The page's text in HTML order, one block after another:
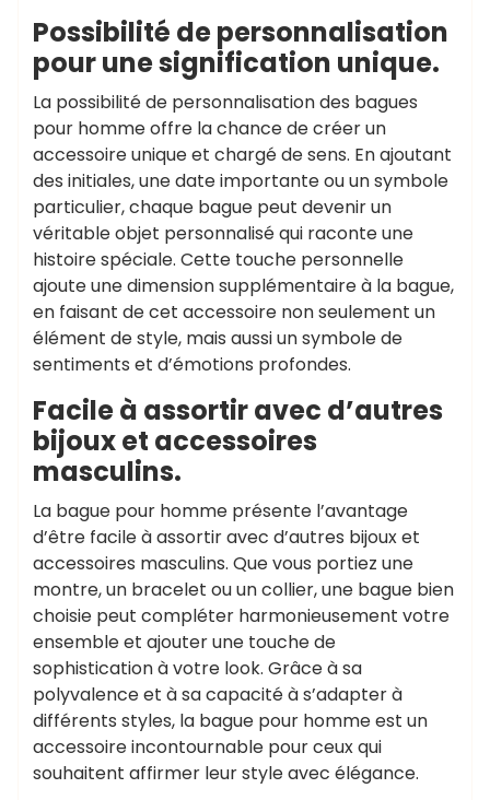
Possibilité de personnalisation
pour une signification unique.
La possibilité de personnalisation des bagues
pour homme offre la chance de créer un
accessoire unique et chargé de sens. En ajoutant
des initiales, une date importante ou un symbole
particulier, chaque bague peut devenir un
véritable objet personnalisé qui raconte une
histoire spéciale. Cette touche personnelle
ajoute une dimension supplémentaire à la bague,
en faisant de cet accessoire non seulement un
élément de style, mais aussi un symbole de
sentiments et d’émotions profondes.
Facile à assortir avec d’autres
bijoux et accessoires
masculins.
La bague pour homme présente l’avantage
d’être facile à assortir avec d’autres bijoux et
accessoires masculins. Que vous portiez une
montre, un bracelet ou un collier, une bague bien
choisie peut compléter harmonieusement votre
ensemble et ajouter une touche de
sophistication à votre look. Grâce à sa
polyvalence et à sa capacité à s’adapter à
différents styles, la bague pour homme est un
accessoire incontournable pour ceux qui
souhaitent affirmer leur style avec élégance.